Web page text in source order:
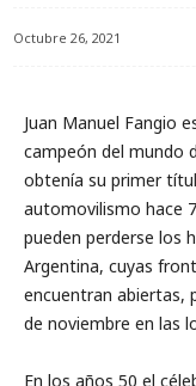
Octubre 26, 2021
Juan Manuel Fangio
campeón del mundo
obtenía su primer
automovilismo hace
pueden perderse los
Argentina, cuyas
encuentran abiertas,
de noviembre en las
En los años 50 el